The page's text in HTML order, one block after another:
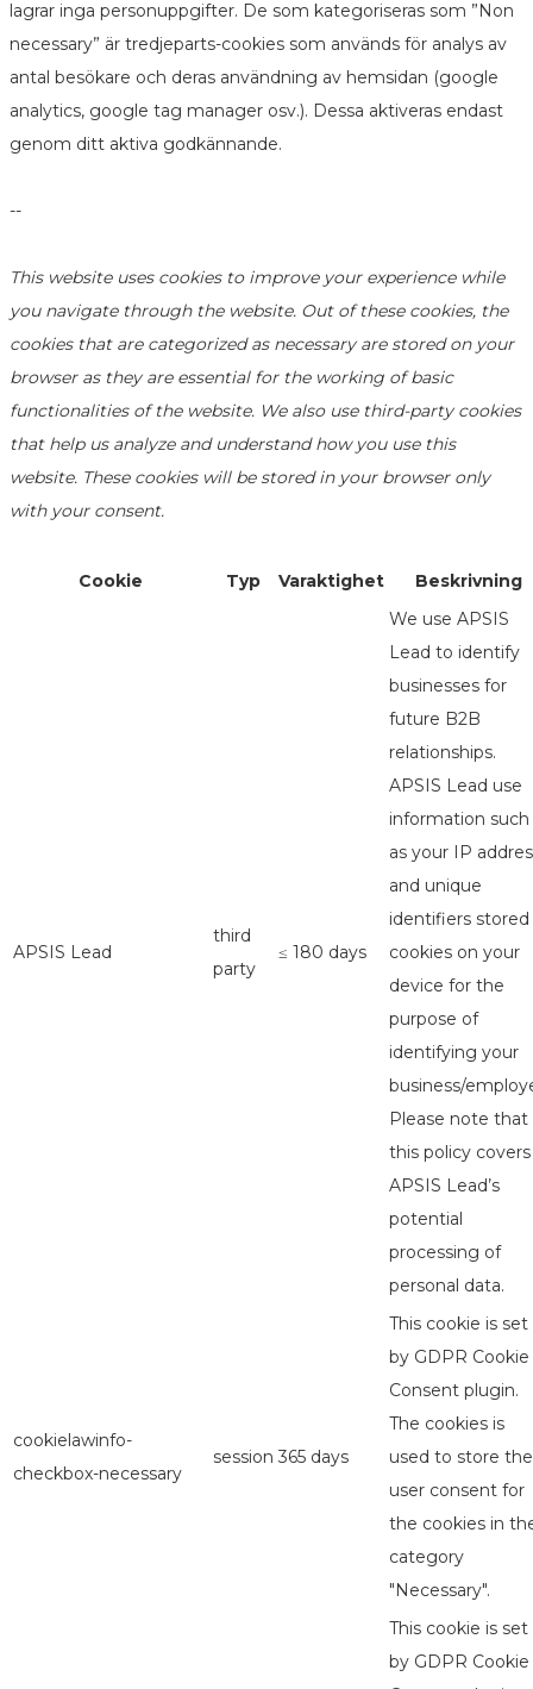
lagrar inga personuppgifter. De som kategoriseras som ”Non
necessary” är tredjeparts-cookies som används för analys av
antal besökare och deras användning av hemsidan (google
analytics, google tag manager osv.). Dessa aktiveras endast
genom ditt aktiva godkännande.
--
This website uses cookies to improve your experience while
you navigate through the website. Out of these cookies, the
cookies that are categorized as necessary are stored on your
browser as they are essential for the working of basic
functionalities of the website. We also use third-party cookies
that help us analyze and understand how you use this
website. These cookies will be stored in your browser only
with your consent.
Cookie Typ Varaktighet Beskrivning
APSIS Lead
third
party
≤ 180 days
We use APSIS
Lead to identify
businesses for
future B2B
relationships.
APSIS Lead use
information such
as your IP
and unique
identifiers stored
cookies on your
device for the
purpose of
identifying your
business/
Please note that
this policy covers
APSIS Lead’s
potential
processing of
personal data.
cookielawinfo-
checkbox-necessary
session 365 days
This cookie is set
by GDPR Cookie
Consent plugin.
The cookies is
used to store the
user consent for
the cookies in
category
"Necessary".
This cookie is set
by GDPR Cookie